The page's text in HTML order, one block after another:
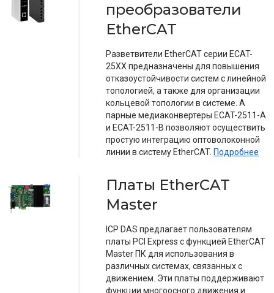
преобразователи
EtherCAT
Разветвители EtherCAT серии ECAT-
25XX предназначены для повышения
отказоустойчивости систем с линейной
топологией, а также для организации
кольцевой топологии в системе. А
парные медиаконвертеры ECAT-2511-A
и ECAT-2511-B позволяют осуществить
простую интеграцию оптоволоконной
линии в систему EtherCAT. Подробнее
Платы EtherCAT
Master
ICP DAS предлагает пользователям
платы PCI Express с функцией EtherCAT
Master ПК для использования в
различных системах, связанных с
движением. Эти платы поддерживают
функции многоосного движения и